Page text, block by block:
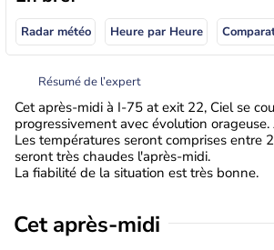
Radar météo Heure par Heure
Résumé de l’expert
Cet après-midi à I-75 at exit 22, Ciel se
progressivement avec évolution
Les températures seront comprises entre
seront très chaudes l'après-midi.
La fiabilité de la situation est très bonne.
Cet après-midi